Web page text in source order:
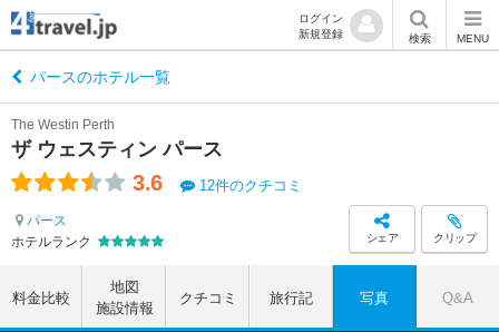
ログイン
新規登録
検索 MENU
パースのホテル一覧
ザ ウェスティン パース
The Westin Perth
3.6 12件のクチコミ
パース
ホテルランク
シェア クリップ
料金比較
地図
施設情報
クチコミ 旅行記 写真 Q&A